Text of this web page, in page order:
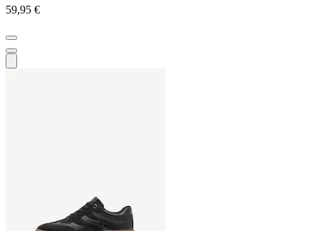
59,95 €